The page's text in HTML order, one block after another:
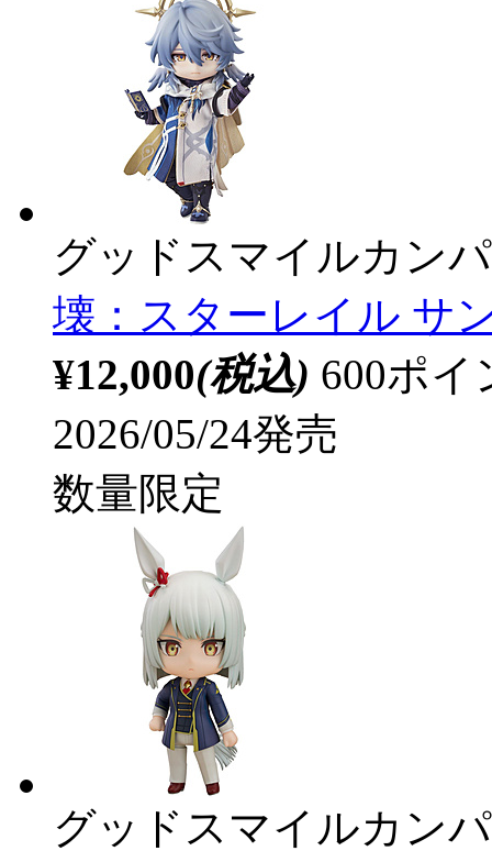
グッドスマイルカン
壊：スターレイル サ
¥12,000(税込) 600ポ
2026/05/24発売
数量限定
グッドスマイルカン